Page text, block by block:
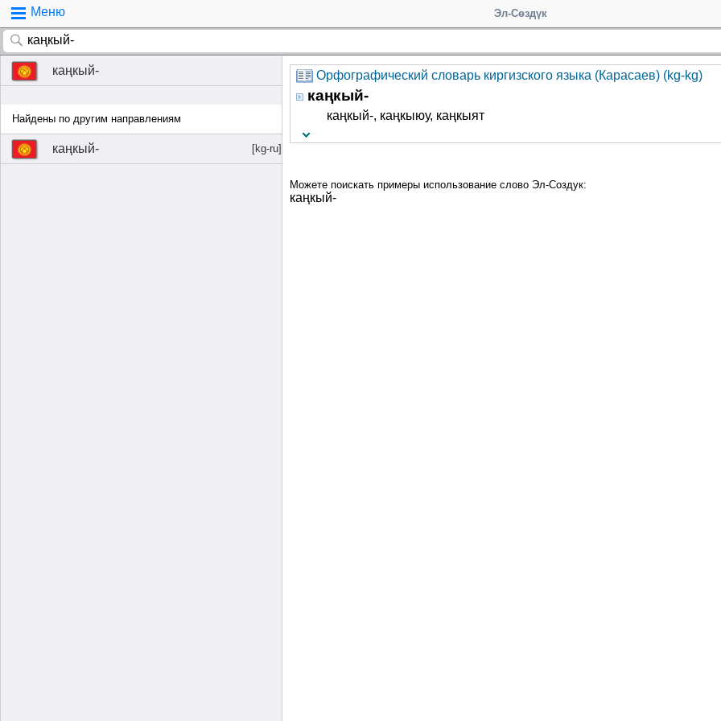
Меню Эл-Сөздүк
каңкый-
Найдены по другим направлениям
каңкый- [kg-ru]
Орфографический словарь киргизского языка (Карасаев) (kg-kg)
каңкый-
каңкый-, каңкыюу, каңкыят
Можете поискать примеры использование слово Эл-Создук:
каңкый-